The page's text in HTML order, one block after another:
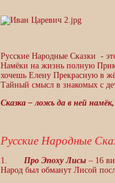
Русские Народные Сказки -
Намёки на жизнь полную
хочешь Елену Прекрасную в
Тайный смысл в знакомых с
Сказка – ложь да в ней
Русские Народные
1. Про Эпоху Лисы – 16
Народ был обманут Лисой